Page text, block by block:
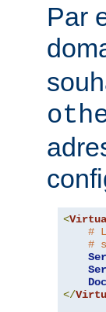
Par
<
#
#
</